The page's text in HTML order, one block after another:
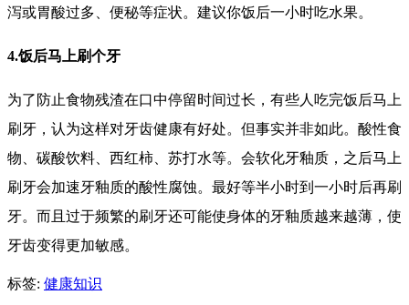
泻或胃酸过多、便秘等症状。建议你饭后一小时吃水果。
4.饭后马上刷个牙
为了防止食物残渣在口中停留时间过长，有些人吃完饭后马上
刷牙，认为这样对牙齿健康有好处。但事实并非如此。酸性食
物、碳酸饮料、西红柿、苏打水等。会软化牙釉质，之后马上
刷牙会加速牙釉质的酸性腐蚀。最好等半小时到一小时后再刷
牙。而且过于频繁的刷牙还可能使身体的牙釉质越来越薄，使
牙齿变得更加敏感。
标签: 健康知识